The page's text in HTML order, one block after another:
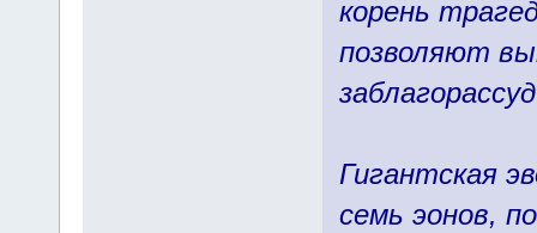
корень
позволяют
Гигантская
семь эонов,